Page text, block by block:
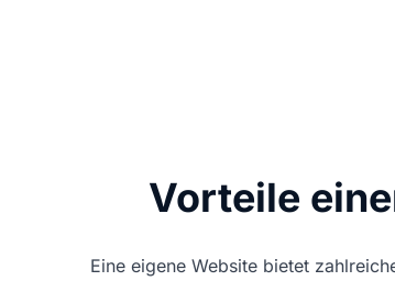
Vorteile
Eine eigene Website bietet